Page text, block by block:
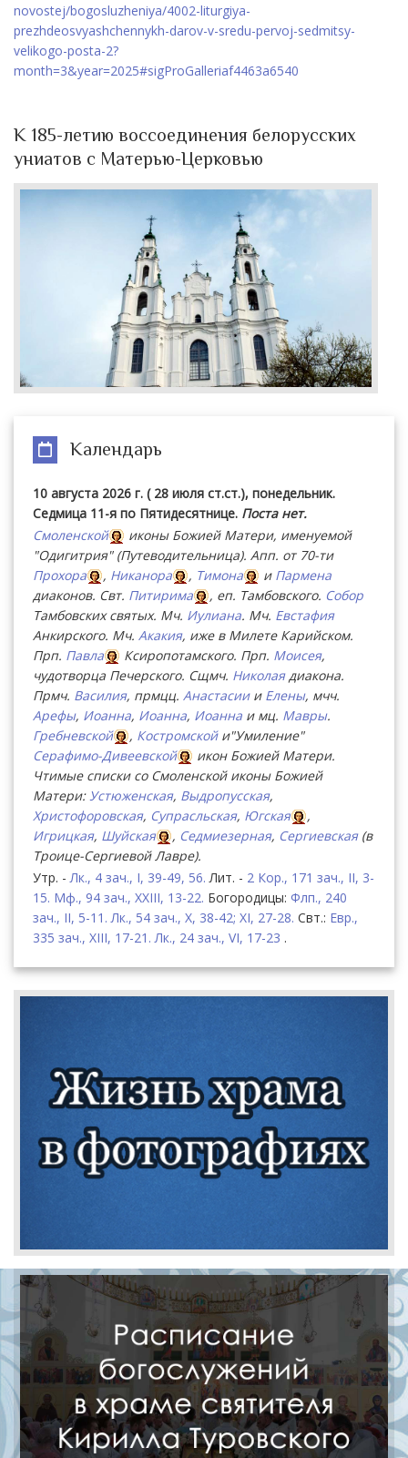
novostej/bogosluzheniya/4002-liturgiya-
prezhdeosvyashchennykh-darov-v-sredu-pervoj-sedmitsy-
velikogo-posta-2?
month=3&year=2025#sigProGalleriaf4463a6540
К 185-летию воссоединения белорусских
униатов с Матерью-Церковью
Календарь
10 августа 2026 г. ( 28 июля ст.ст.), понедельник.
Седмица 11-я по Пятидесятнице. Поста нет.
Смоленской
иконы Божией Матери, именуемой
"Одигитрия" (Путеводительница). Апп. от 70-ти
Прохора
, Никанора , Тимона и Пармена
диаконов. Свт. Питирима , еп. Тамбовского. Собор
Тамбовских святых. Мч. Иулиана. Мч. Евстафия
Анкирского. Мч. Акакия, иже в Милете Карийском.
Прп. Павла Ксиропотамского. Прп. Моисея,
чудотворца Печерского. Сщмч. Николаядиакона.
Прмч. Василия, прмцц. Анастасиии Елены, мчч.
Арефы, Иоанна, Иоанна, Иоанна и мц. Мавры.
Гребневской
, Костромскойи"Умиление"
Серафимо-Дивеевской
икон Божией Матери.
Чтимые списки со Смоленской иконы Божией
Матери:Устюженская, Выдропусская,
Христофоровская, Супрасльская, Югская
,
Игрицкая, Шуйская , Седмиезерная, Сергиевская(в
Троице-Сергиевой Лавре).
Утр. -Лк., 4 зач., I, 39-49, 56. Лит. - 2 Кор., 171 зач., II, 3-
15. Мф., 94 зач., XXIII, 13-22. Богородицы: Флп., 240
зач., II, 5-11. Лк., 54 зач., X, 38-42; XI, 27-28. Свт.: Евр.,
335 зач., XIII, 17-21. Лк., 24 зач., VI, 17-23 .